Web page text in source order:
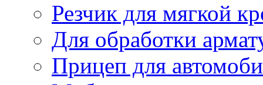
Резчик для мягкой
Для обработки
Прицеп для